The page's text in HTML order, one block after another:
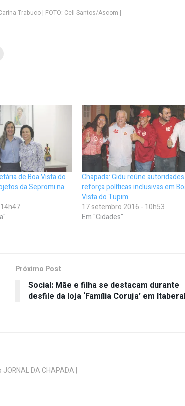
Trabuco | FOTO: Cell Santos/Ascom |
de Boa Vista do
da Sepromi na
Chapada: Gidu reúne
reforça políticas inclusivas em
Vista do Tupim
17 setembro 2016 - 10h53
Em "Cidades"
Próximo Post
Social: Mãe e filha se destacam durante
desfile da loja ‘Família Coruja’ em
DA CHAPADA |